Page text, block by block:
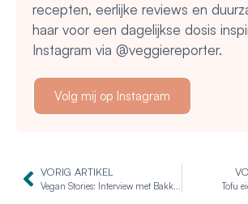
recepten, eerlijke reviews en
haar voor een dagelijkse dosis
Instagram via @veggiereporter.
Volg mij op Instagram
VORIG ARTIKEL
Vegan Stories: Interview met Bakken Zonder Beesten Tofu